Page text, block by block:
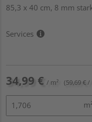
85,3 x 40 cm, 8 mm
Services
34,99 € / m² (59,69 € /